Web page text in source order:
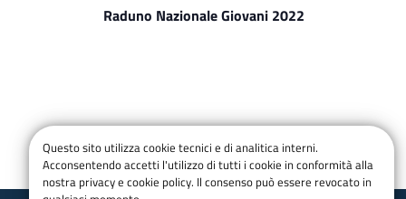
Raduno Nazionale Giovani 2022
Questo sito utilizza cookie tecnici e di analitica interni.
Acconsentendo accetti l'utilizzo di tutti i cookie in conformità alla
nostra privacy e cookie policy. Il consenso può essere revocato in